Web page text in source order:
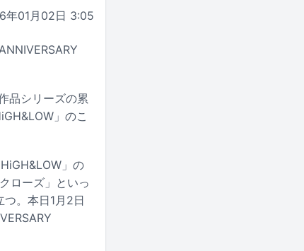
年01月02日 3:05
品シリーズの累
」のこ
」の
ローズ」といっ
。本日1月2日